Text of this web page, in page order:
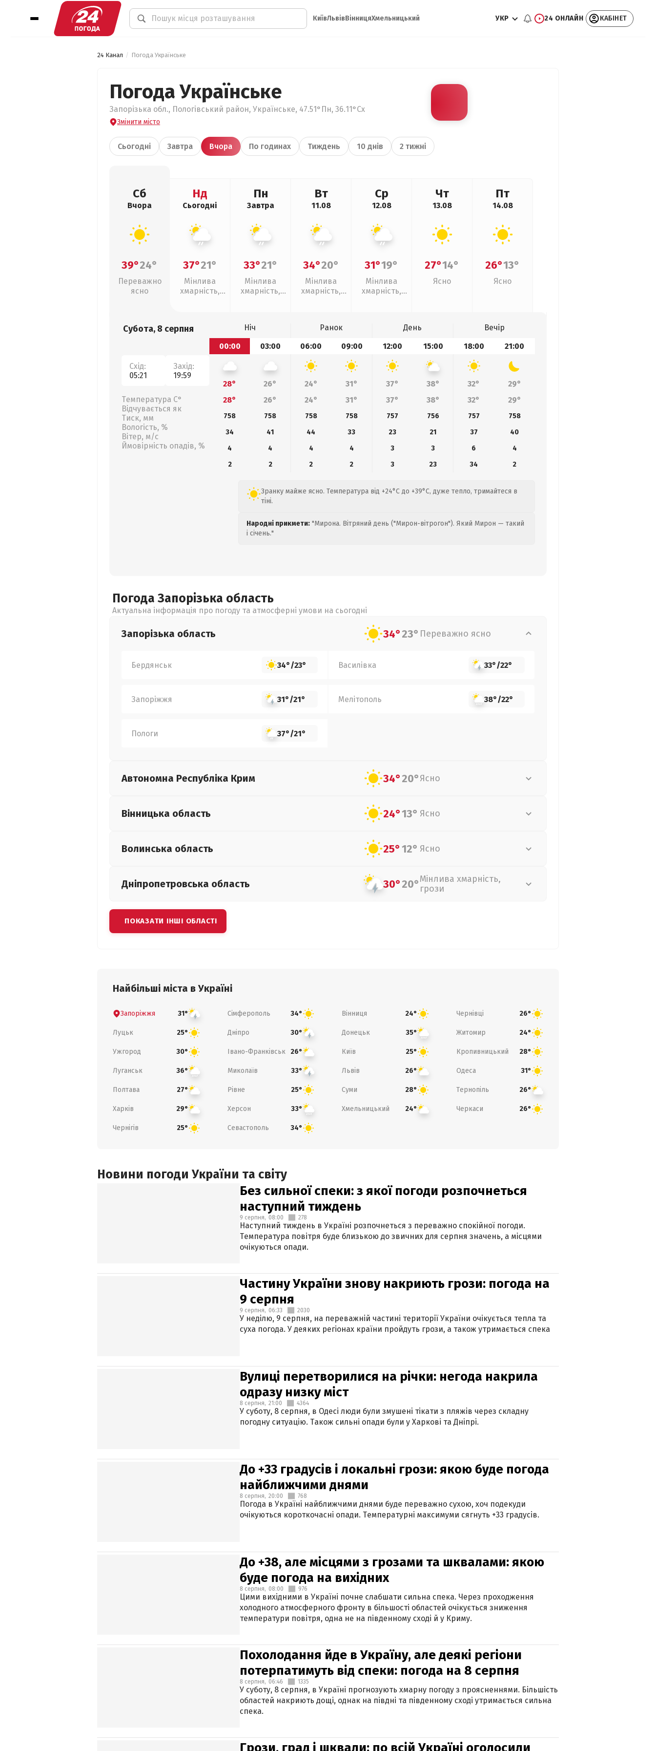
КиївЛьвівВінницяХмельницький УКР 24 ОНЛАЙН КАБІНЕТ
24 Канал Погода Українське
Погода Українське
Запорізька обл., Пологівський район, Українське, 47.51°Пн, 36.11°Сх
Змінити місто
Сьогодні Завтра Вчора По годинах Тиждень 10 днів 2 тижні
Сб
Вчора
39°24°
Переважно
ясно
Нд
Сьогодні
37°21°
Мінлива
хмарність,
Пн
Завтра
33°21°
Мінлива
хмарність,
Вт
11.08
34°20°
Мінлива
хмарність,
Ср
12.08
31°19°
Мінлива
хмарність,
Чт
13.08
27°14°
Ясно
Пт
14.08
26°13°
Ясно
Субота, 8 серпня
Схід:
05:21
Захід:
19:59
Температура С°
Відчувається як
Тиск, мм
Вологість, %
Вітер, м/с
Ймовірність опадів, %
Ніч Ранок День
Вечір
00:00
03:00 06:00 09:00 12:00 15:00 18:00 21:00
28° 26° 24° 31° 37° 38° 32°
29°
28°
26° 24° 31° 37° 38° 32° 29°
758 758 758 758 757 756 757
758
34
41 44 33 23 21 37
40
4
4 4 4 3 3 6
4
2
2 2 2 3 23 34 2
Зранку майже ясно. Температура від +24°C до +39°C, дуже тепло, тримайтеся в
тіні.
Народні прикмети: "Мирона. Вітряний день ("Мирон-вітрогон"). Який Мирон — такий
і січень."
Погода Запорізька область
Актуальна інформація про погоду та атмосферні умови на сьогодні
Запорізька область 34°23° Переважно ясно
Бердянськ 34°/23° Василівка 33°/22°
Запоріжжя 31°/21° Мелітополь 38°/22°
Пологи 37°/21°
Автономна Республіка Крим 34°20°Ясно
Вінницька область 24°13° Ясно
Волинська область 25°12° Ясно
Дніпропетровська область 30°20°Мінлива хмарність,
грози
ПОКАЗАТИ ІНШІ ОБЛАСТІ
Найбільші міста в Україні
Запоріжжя 31° Сімферополь 34° Вінниця 24° Чернівці 26°
Луцьк 25° Дніпро 30° Донецьк 35° Житомир 24°
Ужгород 30° Івано-Франківськ 26° Київ 25° Кропивницький 28°
Луганськ 36° Миколаїв 33° Львів 26° Одеса 31°
Полтава 27° Рівне 25° Суми 28° Тернопіль 26°
Харків 29° Херсон 33° Хмельницький 24° Черкаси 26°
Чернігів 25° Севастополь 34°
Новини погоди України та світу
Без сильної спеки: з якої погоди розпочнеться
наступний тиждень
9 серпня, 08:00 278
Наступний тиждень в Україні розпочнеться з переважно спокійної погоди.
Температура повітря буде близькою до звичних для серпня значень, а місцями
очікуються опади.
Частину України знову накриють грози: погода на
9 серпня
9 серпня, 06:33 2030
У неділю, 9 серпня, на переважній частині території України очікується тепла та
суха погода. У деяких регіонах країни пройдуть грози, а також утримається спека
Вулиці перетворилися на річки: негода накрила
одразу низку міст
8 серпня, 21:00 4364
У суботу, 8 серпня, в Одесі люди були змушені тікати з пляжів через складну
погодну ситуацію. Також сильні опади були у Харкові та Дніпрі.
До +33 градусів і локальні грози: якою буде погода
найближчими днями
8 серпня, 20:00 768
Погода в Україні найближчими днями буде переважно сухою, хоч подекуди
очікуються короткочасні опади. Температурні максимуми сягнуть +33 градусів.
До +38, але місцями з грозами та шквалами: якою
буде погода на вихідних
8 серпня, 08:00 976
Цими вихідними в Україні почне слабшати сильна спека. Через проходження
холодного атмосферного фронту в більшості областей очікується зниження
температури повітря, одна не на південному сході й у Криму.
Похолодання йде в Україну, але деякі регіони
потерпатимуть від спеки: погода на 8 серпня
8 серпня, 06:46 1335
У суботу, 8 серпня, в Україні прогнозують хмарну погоду з проясненнями. Більшість
областей накриють дощі, однак на півдні та південному сході утримається сильна
спека.
Грози, град і шквали: по всій Україні оголосили